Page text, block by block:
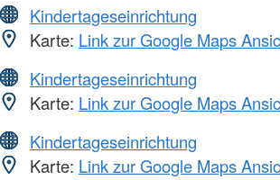
Kindertageseinrichtung
Karte: Link zur Google Maps
Kindertageseinrichtung
Karte: Link zur Google Maps
Kindertageseinrichtung
Karte: Link zur Google Maps